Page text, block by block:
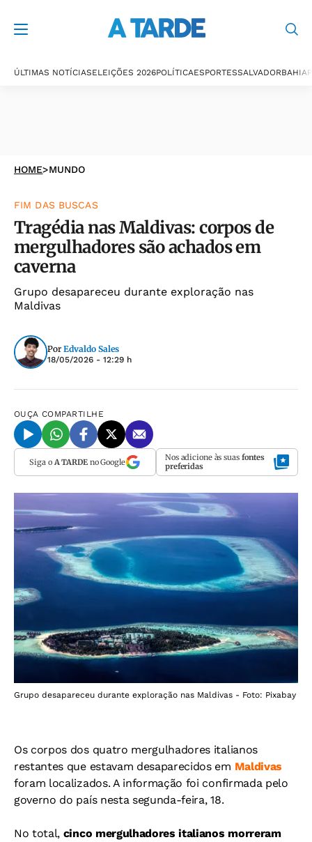
ÚLTIMAS NOTÍCIASELEIÇÕES 2026POLÍTICAESPORTESSALVADORBAHIA
HOME>MUNDO
FIM DAS BUSCAS
Tragédia nas Maldivas: corpos de
mergulhadores são achados em
caverna
Grupo desapareceu durante exploração nas
Maldivas
Por Edvaldo Sales
18/05/2026 - 12:29 h
OUÇA COMPARTILHE
Siga o A TARDEno Google Nos adicione às suas fontes
preferidas
Grupo desapareceu durante exploração nas Maldivas - Foto: Pixabay
Os corpos dos quatro mergulhadores italianos
restantes que estavam desaparecidos em Maldivas
foram localizados. A informação foi confirmada pelo
governo do país nesta segunda-feira, 18.
No total, cinco mergulhadores italianos morreram